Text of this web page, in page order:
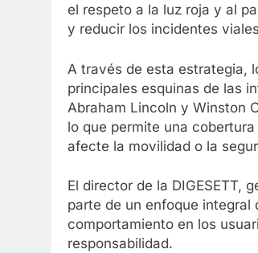
el respeto a la luz roja y al
y reducir los incidentes
A través de esta estrategia,
principales esquinas de las
Abraham Lincoln y Winston
lo que permite una
afecte la movilidad o la
El director de la DIGESETT,
parte de un enfoque
comportamiento en los
responsabilidad.